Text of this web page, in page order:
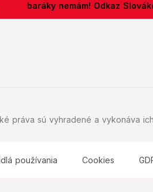
baráky nemám! Odkaz
práva sú vyhradené a vykonáva
používania Cookies